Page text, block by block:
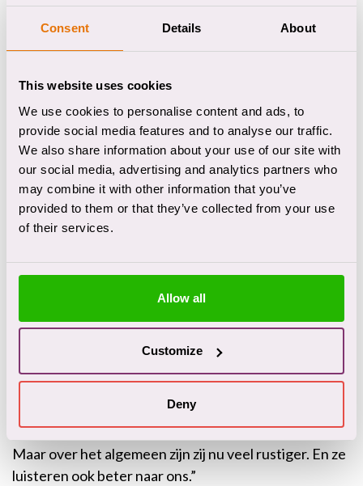
Consent Details About
This website uses cookies
We use cookies to personalise content and ads, to
provide social media features and to analyse our traffic.
We also share information about your use of our site with
our social media, advertising and analytics partners who
may combine it with other information that you’ve
provided to them or that they’ve collected from your use
of their services.
Allow all
Customize
Deny
slag gaan met je wat je wilt bereiken. “Uitputtend",
zeggen ze. “We hadden onze dochters negen
maanden nauwelijks gezien. Op die leeftijd
Zelfvertrouwen
"Het duurde eventjes voordat ik over mijn gevoelens
kon praten. Ik maakte van alles een grap. Maar ik er
heb nooit aan getwijfeld dat we zonder kinderen uit
de opname zouden komen", zegt Dirk. Patricia heeft in
onzeker", zegt ze. “Ik vroeg de hele tijd aan de
gezinstrainers of ik het wel goed deed.” Tijdens de
opname krijgen Dirk en Patricia zowel individuele
behandeling als gezamenlijke behandeling als ouders.
aan je kind. Pas als jij goed in je vel zit en goed
functioneert, zal je kind dat ook gaan doen. Natuurlijk,
het blijven kinderen. De ene dag is de andere niet.
Maar over het algemeen zijn zij nu veel rustiger. En ze
luisteren ook beter naar ons.”